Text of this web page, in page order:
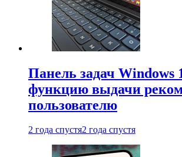
Панель задач Windows
функцию выдачи
пользователю
2 года спустя2 года спустя